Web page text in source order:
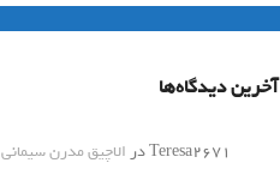
آخرین دیدگاه‌ها
Teresa2671در الاچیق مدرن سیمانی